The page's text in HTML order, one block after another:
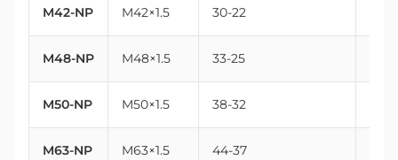
M42-NP M42×1.5 30-22
M48-NP M48×1.5 33-25
M50-NP M50×1.5 38-32
M63-NP M63×1.5 44-37